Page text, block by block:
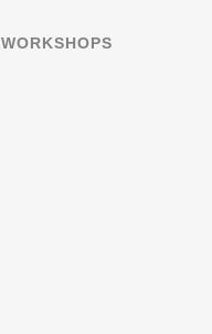
WORKSHOPS